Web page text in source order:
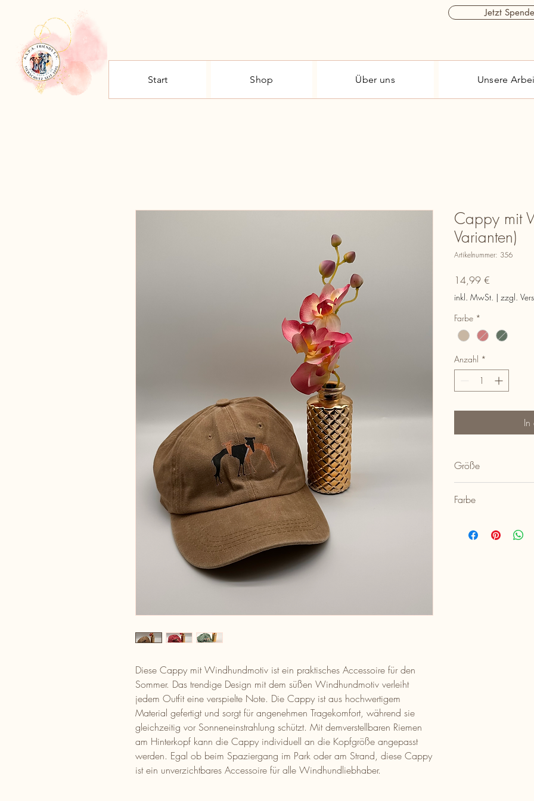
Jetzt
Start Shop Über uns Unsere
Diese Cappy mit Windhundmotiv ist ein praktisches Accessoire für den
Sommer. Das trendige Design mit dem süßen Windhundmotiv verleiht
jedem Outfit eine verspielte Note. Die Cappy ist aus hochwertigem
Material gefertigt und sorgt für angenehmen Tragekomfort, während sie
gleichzeitig vor Sonneneinstrahlung schützt. Mit demverstellbaren Riemen
am Hinterkopf kann die Cappy individuell an die Kopfgröße angepasst
werden. Egal ob beim Spaziergang im Park oder am Strand, diese Cappy
ist ein unverzichtbares Accessoire für alle Windhundliebhaber.
Cappy mit
Varianten)
Artikelnummer: 356
14,99 €
inkl. MwSt. | zzgl.
Farbe *
Anzahl *
Größe
Farbe